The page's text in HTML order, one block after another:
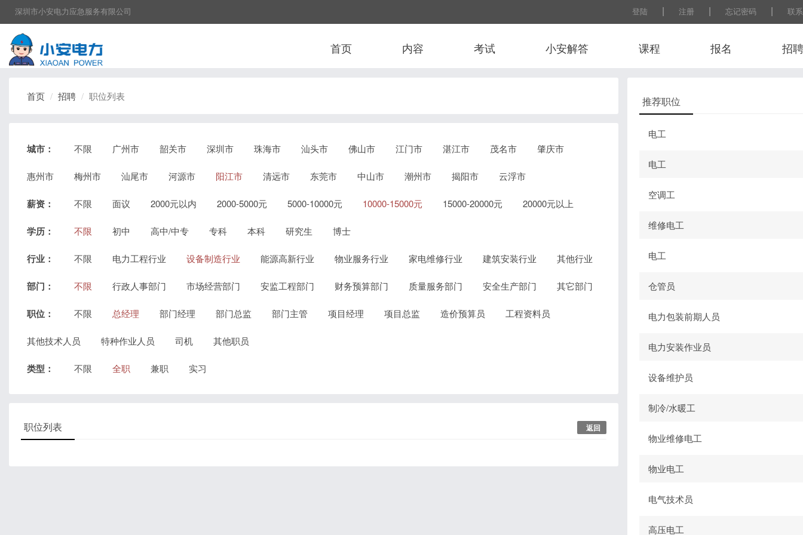
深圳市小安电力应急服务有限公司 登陆 | 注册 | 忘记密码 | 联
首页 内容 考试 小安解答 课程 报名 招聘
首页 招聘 职位列表
城市： 不限 广州市 韶关市 深圳市 珠海市 汕头市 佛山市 江门市 湛江市 茂名市 肇庆市
惠州市 梅州市 汕尾市 河源市 阳江市 清远市 东莞市 中山市 潮州市 揭阳市 云浮市
薪资： 不限 面议 2000元以内 2000-5000元 5000-10000元 10000-15000元 15000-20000元 20000元以上
学历： 不限 初中 高中/中专 专科 本科 研究生 博士
行业： 不限 电力工程行业 设备制造行业 能源高新行业 物业服务行业 家电维修行业 建筑安装行业 其他行业
部门： 不限 行政人事部门 市场经营部门 安监工程部门 财务预算部门 质量服务部门 安全生产部门 其它部门
职位： 不限 总经理 部门经理 部门总监 部门主管 项目经理 项目总监 造价预算员 工程资料员
其他技术人员 特种作业人员 司机 其他职员
类型： 不限 全职 兼职 实习
职位列表 返回
推荐职位
电工
电工
空调工
维修电工
电工
仓管员
电力包装前期人员
电力安装作业员
设备维护员
制冷/水暖工
物业维修电工
物业电工
电气技术员
高压电工